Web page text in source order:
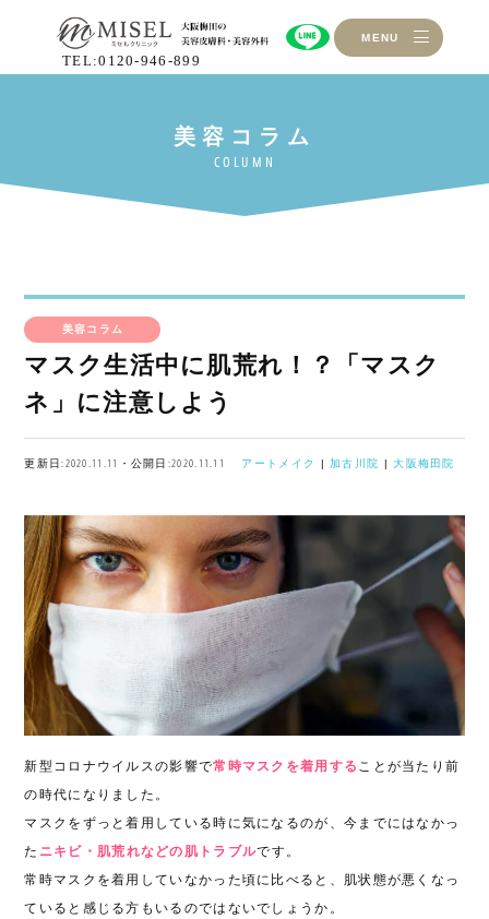
TEL:0120-946-899
MENU
美容コラム
マスク生活中に肌荒れ！？「マスク
ネ」に注意しよう
更新日:2020.11.11・公開日:2020.11.11 アートメイク |加古川院 |大阪梅田院
新型コロナウイルスの影響で常時マスクを着用する ことが当たり前
の時代になりました。
マスクをずっと着用している時に気になるのが、今までにはなかっ
た ニキビ・肌荒れなどの肌トラブルです。
常時マスクを着用していなかった頃に比べると、肌状態が悪くなっ
ていると感じる方もいるのではないでしょうか。